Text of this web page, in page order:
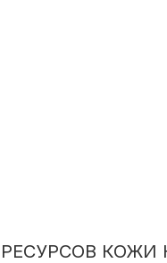
КОЖИ